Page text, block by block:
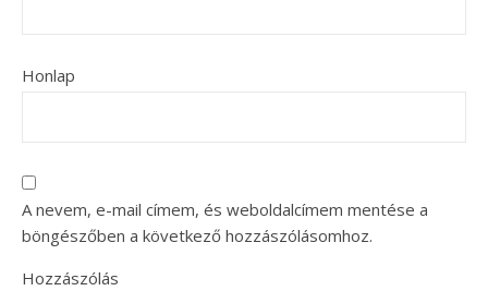
Honlap
A nevem, e-mail címem, és weboldalcímem mentése a
böngészőben a következő hozzászólásomhoz.
Hozzászólás